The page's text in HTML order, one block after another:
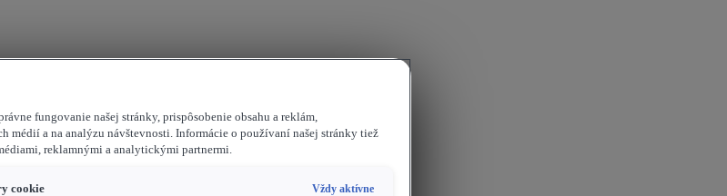
fungovanie našej stránky, prispôsobenie obsahu a reklám,
médií a na analýzu návštevnosti. Informácie o používaní našej stránky tiež
reklamnými a analytickými partnermi.
cookie Vždy aktívne